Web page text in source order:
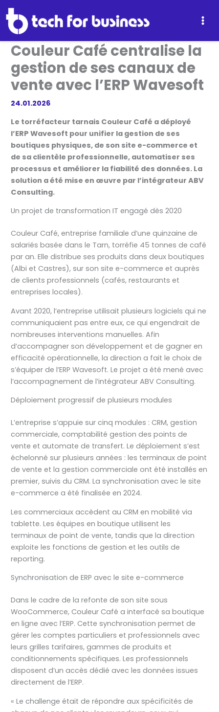
Aller
au
contenu
Couleur Café centralise la
gestion de ses canaux de
vente avec l’ERP Wavesoft
24.01.2026
Le torréfacteur tarnais Couleur Café a déployé
l’ERP Wavesoft pour unifier la gestion de ses
boutiques physiques, de son site e-commerce et
de sa clientèle professionnelle, automatiser ses
processus et améliorer la fiabilité des données. La
solution a été mise en œuvre par l’intégrateur ABV
Consulting.
Un projet de transformation IT engagé dès 2020
Couleur Café, entreprise familiale d’une quinzaine de
salariés basée dans le Tarn, torréfie 45 tonnes de café
par an. Elle distribue ses produits dans deux boutiques
(Albi et Castres), sur son site e-commerce et auprès
de clients professionnels (cafés, restaurants et
entreprises locales).
Avant 2020, l’entreprise utilisait plusieurs logiciels qui ne
communiquaient pas entre eux, ce qui engendrait de
nombreuses interventions manuelles. Afin
d’accompagner son développement et de gagner en
efficacité opérationnelle, la direction a fait le choix de
s’équiper de l’ERP Wavesoft. Le projet a été mené avec
l’accompagnement de l’intégrateur ABV Consulting.
Déploiement progressif de plusieurs modules
L’entreprise s’appuie sur cinq modules : CRM, gestion
commerciale, comptabilité gestion des points de
vente et automate de transfert. Le déploiement s’est
échelonné sur plusieurs années : les terminaux de point
de vente et la gestion commerciale ont été installés en
premier, suivis du CRM. La synchronisation avec le site
e-commerce a été finalisée en 2024.
Les commerciaux accèdent au CRM en mobilité via
tablette. Les équipes en boutique utilisent les
terminaux de point de vente, tandis que la direction
exploite les fonctions de gestion et les outils de
reporting.
Synchronisation de ERP avec le site e-commerce
Dans le cadre de la refonte de son site sous
WooCommerce, Couleur Café a interfacé sa boutique
en ligne avec l’ERP. Cette synchronisation permet de
gérer les comptes particuliers et professionnels avec
leurs grilles tarifaires, gammes de produits et
conditionnements spécifiques. Les professionnels
disposent d’un accès dédié avec les données issues
directement de l’ERP.
« Le challenge était de répondre aux spécificités de